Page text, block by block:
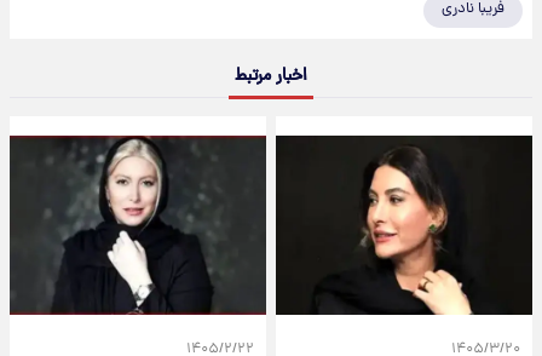
فریبا نادری
اخبار مرتبط
۱۴۰۵/۳/۲۰ ۱۴۰۵/۲/۲۲